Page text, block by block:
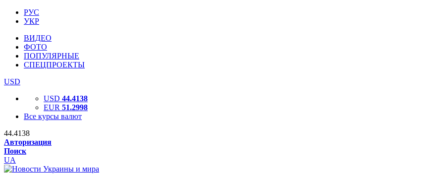
РУС
УКР
ВИДЕО
ФОТО
ПОПУЛЯРНЫЕ
СПЕЦПРОЕКТЫ
USD
USD 44.4138
EUR 51.2998
Все курсы валют
44.4138
Авторизация
Поиск
UA